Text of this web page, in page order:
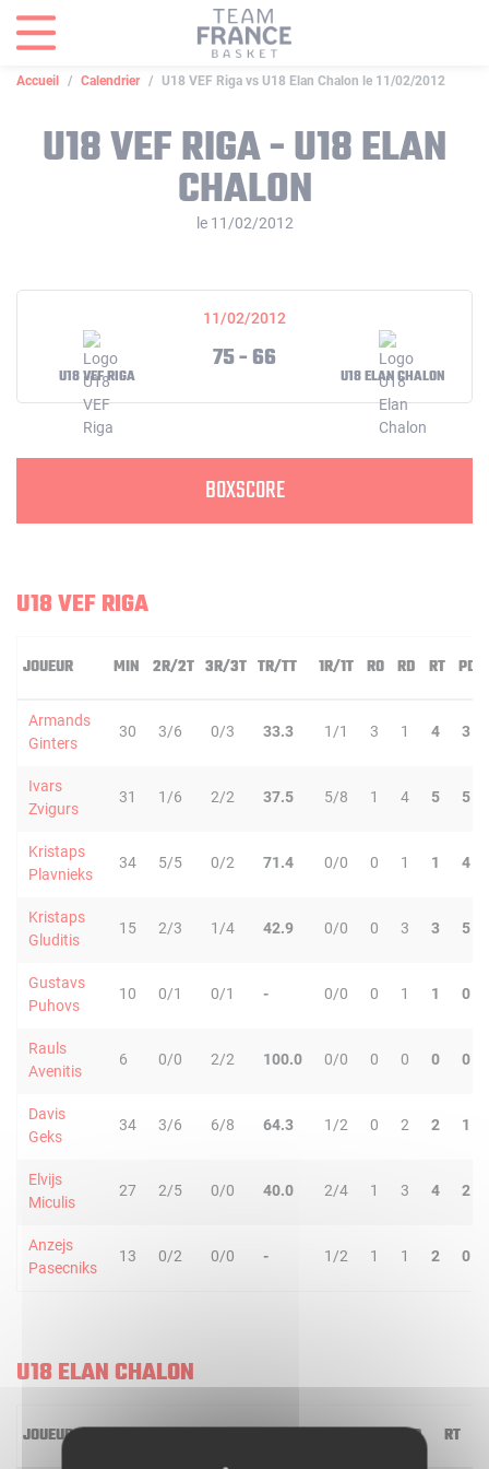
Accueil Calendrier U18 VEF Riga vs U18 Elan Chalon le 11/02/2012
U18 VEF RIGA - U18 ELAN
CHALON
le 11/02/2012
11/02/2012
U18 VEF RIGA
75 - 66
U18 ELAN CHALON
BOXSCORE
U18 VEF RIGA
JOUEUR MIN 2R/2T 3R/3T TR/TT 1R/1T RO RD RT PD
Armands
Ginters
30 3/6 0/3 33.3 1/1 3 1 4 3
Ivars
Zvigurs
31 1/6 2/2 37.5 5/8 1 4 5 5
Kristaps
Plavnieks
34 5/5 0/2 71.4 0/0 0 1 1 4
Kristaps
Gluditis
15 2/3 1/4 42.9 0/0 0 3 3 5
Gustavs
Puhovs
10 0/1 0/1 - 0/0 0 1 1 0
Rauls
Avenitis
6 0/0 2/2 100.0 0/0 0 0 0 0
Davis
Geks
34 3/6 6/8 64.3 1/2 0 2 2 1
Elvijs
Miculis
27 2/5 0/0 40.0 2/4 1 3 4 2
Anzejs
Pasecniks
13 0/2 0/0 - 1/2 1 1 2 0
U18 ELAN CHALON
JOUEUR MIN 2R/2T 3R/3T TR/TT 1R/1T RO RD RT
Panneau de gestion des cookies